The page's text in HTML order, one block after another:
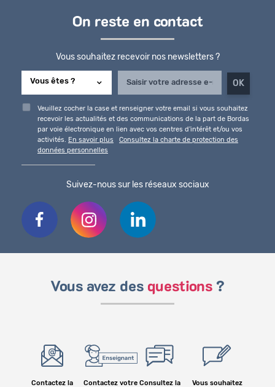
On reste en contact
Vous souhaitez recevoir nos newsletters ?
Veuillez cocher la case et renseigner votre email si vous souhaitez
recevoir les actualités et des communications de la part de Bordas
par voie électronique en lien avec vos centres d'intérêt et/ou vos
activités.
En savoir plus
Consultez la charte de protection des
données personnelles
Suivez-nous sur les réseaux sociaux
Vous avez des questions ?
Contactez la
Contactez votre Consultez la
Vous souhaitez